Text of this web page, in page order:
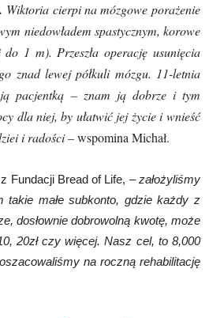
Wiktoria cierpi na mózgowe porażenie
niedowładem spastycznym, korowe
1 m). Przeszła operację usunięcia
znad lewej półkuli mózgu. 11-letnia
pacjentką – znam ją dobrze i tym
dla niej, by ułatwić jej życie i wnieść
i radości –wspomina Michał.
Fundacji Bread of Life, –założyliśmy
takie małe subkonto, gdzie każdy z
dosłownie dobrowolną kwotę, może
20zł czy więcej. Nasz cel, to 8,000
na roczną rehabilitację